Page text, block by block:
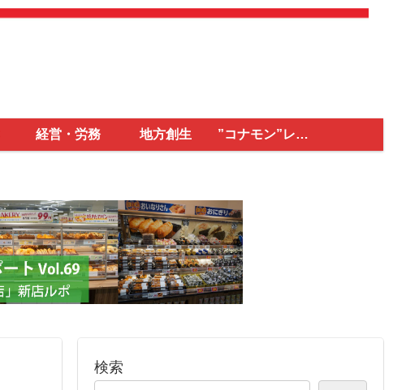
経営・労務 地方創生 ”コナモン”レポ
検索